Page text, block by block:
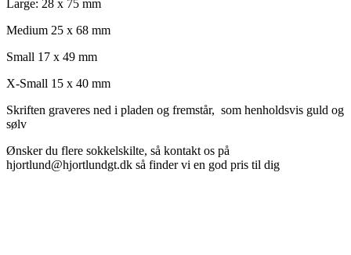
Large: 28 x 75 mm
Medium 25 x 68 mm
Small 17 x 49 mm
X-Small 15 x 40 mm
Skriften graveres ned i pladen og fremstår, som henholdsvis guld og
sølv
Ønsker du flere sokkelskilte, så kontakt os på
hjortlund@hjortlundgt.dk så finder vi en god pris til dig